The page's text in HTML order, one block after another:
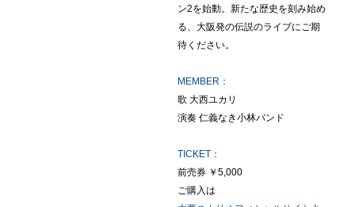
ン2を始動。新たな歴史を刻み始め
る、大阪発の伝説のライブにご期
待ください。
MEMBER：
歌 大西ユカリ
演奏 仁義なき小林バンド
TICKET：
前売券 ￥5,000
ご購入は